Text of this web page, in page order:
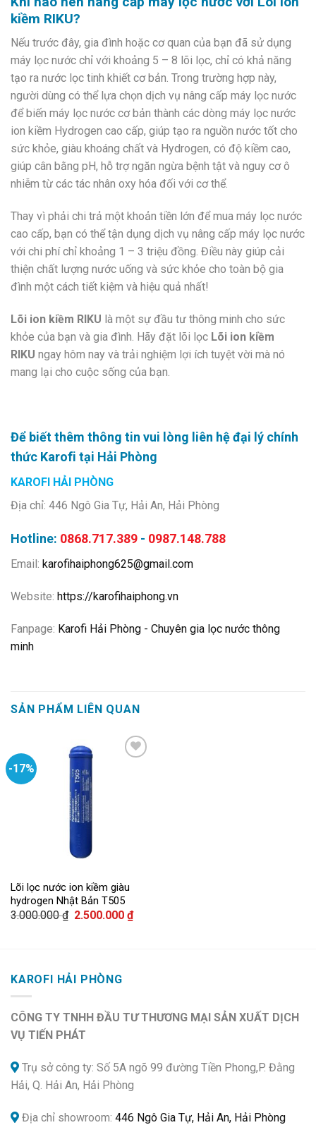
kiềm RIKU?
Nếu trước đây, gia đình hoặc cơ quan của bạn đã sử dụng
máy lọc nước chỉ với khoảng 5 – 8 lõi lọc, chỉ có khả năng
tạo ra nước lọc tinh khiết cơ bản. Trong trường hợp này,
người dùng có thể lựa chọn dịch vụ nâng cấp máy lọc nước
để biến máy lọc nước cơ bản thành các dòng máy lọc nước
ion kiềm Hydrogen cao cấp, giúp tạo ra nguồn nước tốt cho
sức khỏe, giàu khoáng chất và Hydrogen, có độ kiềm cao,
giúp cân bằng pH, hỗ trợ ngăn ngừa bệnh tật và nguy cơ ô
nhiễm từ các tác nhân oxy hóa đối với cơ thể.
Thay vì phải chi trả một khoản tiền lớn để mua máy lọc nước
cao cấp, bạn có thể tận dụng dịch vụ nâng cấp máy lọc nước
với chi phí chỉ khoảng 1 – 3 triệu đồng. Điều này giúp cải
thiện chất lượng nước uống và sức khỏe cho toàn bộ gia
đình một cách tiết kiệm và hiệu quả nhất!
Lõi ion kiềm RIKU là một sự đầu tư thông minh cho sức
khỏe của bạn và gia đình. Hãy đặt lõi lọc Lõi ion kiềm
RIKU ngay hôm nay và trải nghiệm lợi ích tuyệt vời mà nó
mang lại cho cuộc sống của bạn.
Để biết thêm thông tin vui lòng liên hệ đại lý chính
thức Karofi tại Hải Phòng
KAROFI HẢI PHÒNG
Địa chỉ: 446 Ngô Gia Tự, Hải An, Hải Phòng
Hotline: 0868.717.389 - 0987.148.788
Email: karofihaiphong625@gmail.com
Website: https://karofihaiphong.vn
Fanpage: Karofi Hải Phòng - Chuyên gia lọc nước thông
minh
SẢN PHẨM LIÊN QUAN
-17%
Lõi lọc nước ion kiềm giàu
hydrogen Nhật Bản T505
3.000.000₫ Giá
gốc
2.500.000 ₫Giá
hiện
KAROFI HẢI PHÒNG
CÔNG TY TNHH ĐẦU TƯ THƯƠNG MẠI SẢN XUẤT DỊCH
VỤ TIẾN PHÁT
Trụ sở công ty: Số 5A ngõ 99 đường Tiền Phong,P. Đằng
Hải, Q. Hải An, Hải Phòng
Địa chỉ showroom: 446 Ngô Gia Tự, Hải An, Hải Phòng